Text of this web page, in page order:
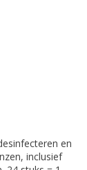
en
inclusief